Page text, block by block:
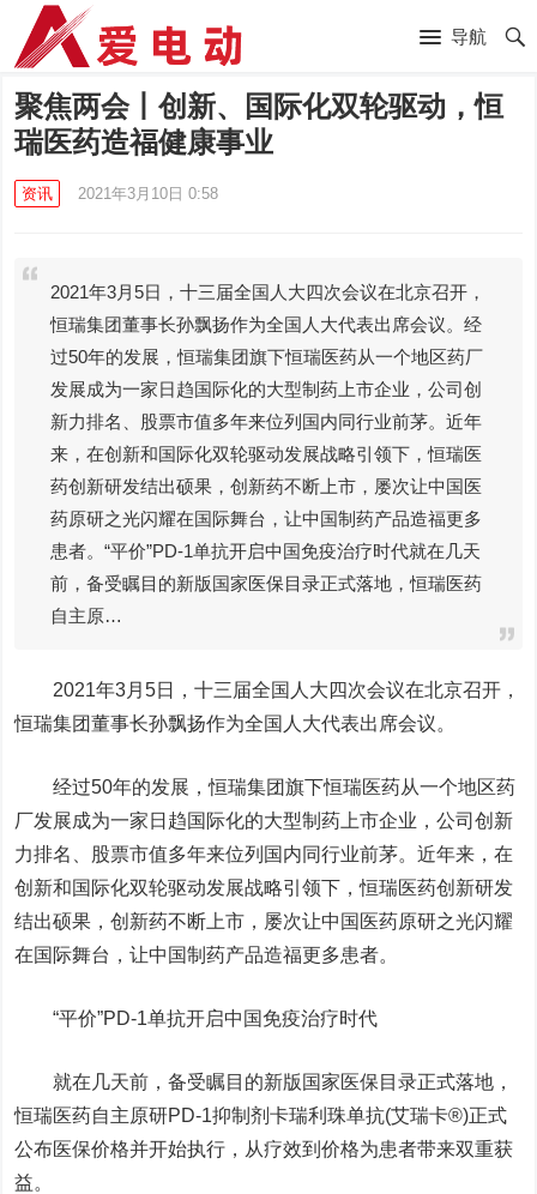
导航
聚焦两会丨创新、国际化双轮驱动，恒
瑞医药造福健康事业
资讯 2021年3月10日 0:58
2021年3月5日，十三届全国人大四次会议在北京召开，
恒瑞集团董事长孙飘扬作为全国人大代表出席会议。经
过50年的发展，恒瑞集团旗下恒瑞医药从一个地区药厂
发展成为一家日趋国际化的大型制药上市企业，公司创
新力排名、股票市值多年来位列国内同行业前茅。近年
来，在创新和国际化双轮驱动发展战略引领下，恒瑞医
药创新研发结出硕果，创新药不断上市，屡次让中国医
药原研之光闪耀在国际舞台，让中国制药产品造福更多
患者。“平价”PD-1单抗开启中国免疫治疗时代就在几天
前，备受瞩目的新版国家医保目录正式落地，恒瑞医药
自主原…
2021年3月5日，十三届全国人大四次会议在北京召开，
恒瑞集团董事长孙飘扬作为全国人大代表出席会议。
经过50年的发展，恒瑞集团旗下恒瑞医药从一个地区药
厂发展成为一家日趋国际化的大型制药上市企业，公司创新
力排名、股票市值多年来位列国内同行业前茅。近年来，在
创新和国际化双轮驱动发展战略引领下，恒瑞医药创新研发
结出硕果，创新药不断上市，屡次让中国医药原研之光闪耀
在国际舞台，让中国制药产品造福更多患者。
“平价”PD-1单抗开启中国免疫治疗时代
就在几天前，备受瞩目的新版国家医保目录正式落地，
恒瑞医药自主原研PD-1抑制剂卡瑞利珠单抗(艾瑞卡®️)正式
公布医保价格并开始执行，从疗效到价格为患者带来双重获
益。